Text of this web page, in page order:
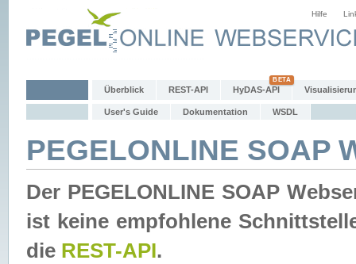
Hilfe
Überblick REST-API HyDAS-API
User's Guide Dokumentation WSDL
PEGELONLINE SOAP
Der PEGELONLINE SOAP
ist keine empfohlene
die REST-API.